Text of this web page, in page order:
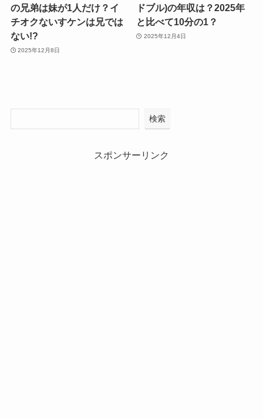
の兄弟は妹が1人だけ？イ
チオクないすケンは兄では
ない!?
2025年12月8日
ドブル)の年収は？2025年
と比べて10分の1？
2025年12月4日
検索
スポンサーリンク